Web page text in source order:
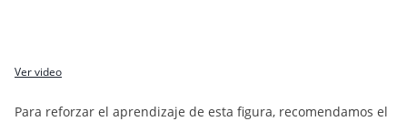
Ver video
Para reforzar el aprendizaje de esta figura, recomendamos el